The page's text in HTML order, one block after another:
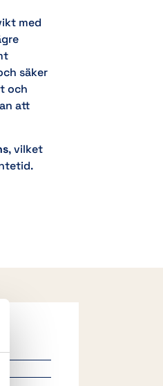
med
säker
och
att
, vilket